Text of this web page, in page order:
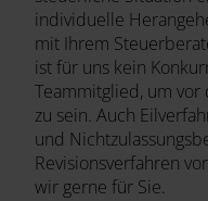
individuelle
mit Ihrem
ist für uns kein
Teammitglied, um
zu sein. Auch
und
Revisionsverfahren
wir gerne für Sie.